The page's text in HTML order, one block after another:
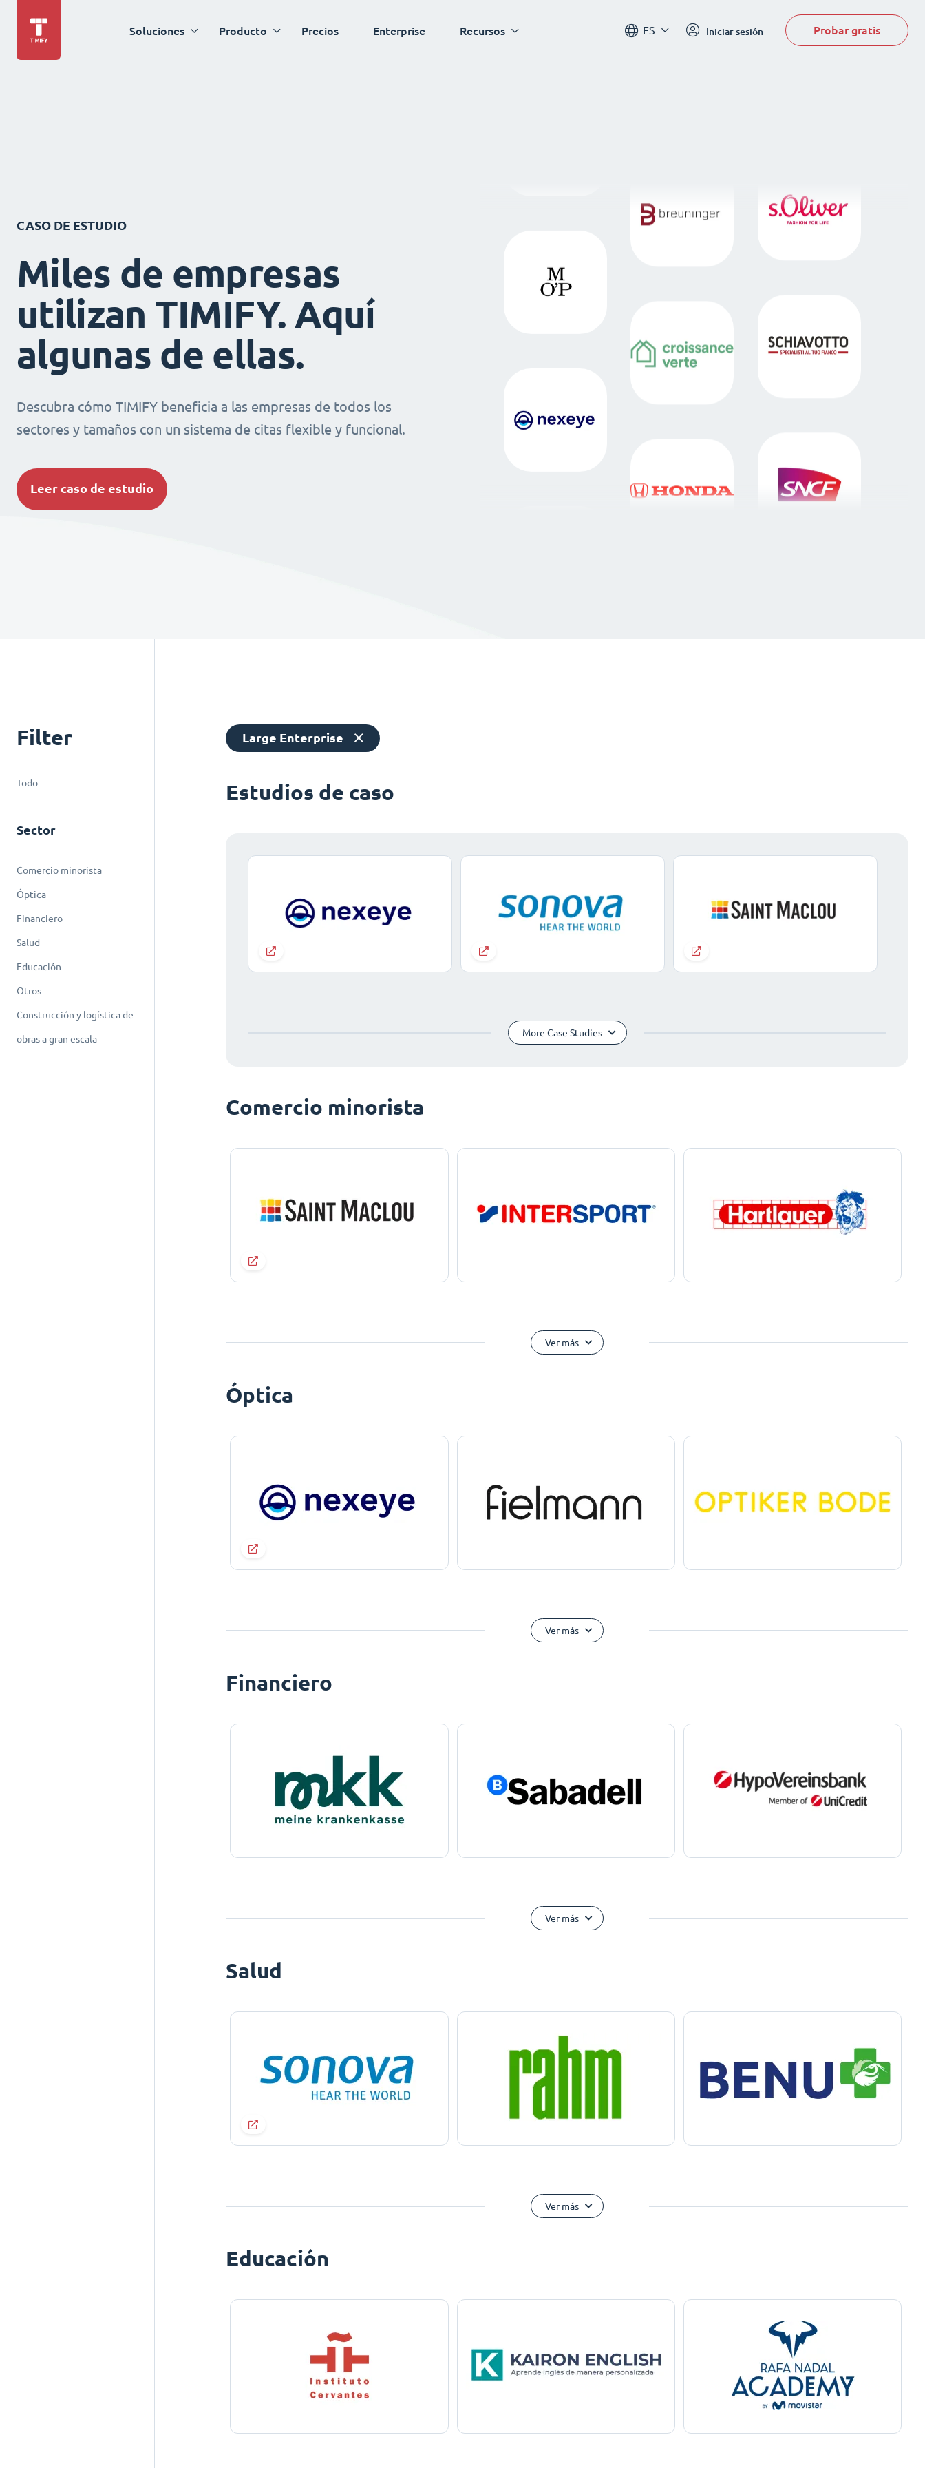
Soluciones Producto Precios Enterprise Recursos ES Iniciar sesión Probar gratis
CASO DE ESTUDIO
Miles de empresas
utilizan TIMIFY. Aquí
algunas de ellas.
Descubra cómo TIMIFY beneficia a las empresas de todos los
sectores y tamaños con un sistema de citas flexible y funcional.
Leer caso de estudio
Filter
Todo
Sector
Comercio minorista
Óptica
Financiero
Salud
Educación
Otros
Construcción y logística de
obras a gran escala
Large Enterprise
Estudios de caso
More Case Studies
Comercio minorista
Ver más
Óptica
Ver más
Financiero
Ver más
Salud
Ver más
Educación